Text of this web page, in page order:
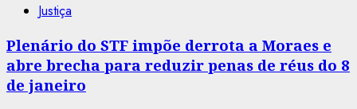
Justiça
Plenário do STF impõe derrota a Moraes e
abre brecha para reduzir penas de réus do 8
de janeiro